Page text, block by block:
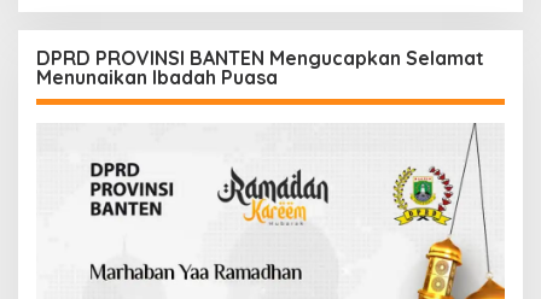
DPRD PROVINSI BANTEN Mengucapkan Selamat
Menunaikan Ibadah Puasa